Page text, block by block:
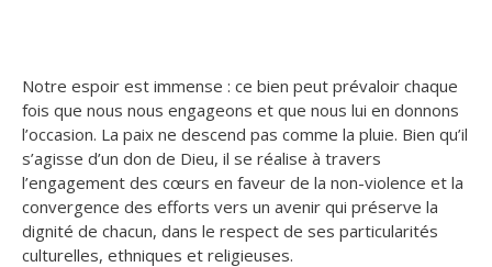
Notre espoir est immense : ce bien peut prévaloir chaque
fois que nous nous engageons et que nous lui en donnons
l’occasion. La paix ne descend pas comme la pluie. Bien qu’il
s’agisse d’un don de Dieu, il se réalise à travers
l’engagement des cœurs en faveur de la non-violence et la
convergence des efforts vers un avenir qui préserve la
dignité de chacun, dans le respect de ses particularités
culturelles, ethniques et religieuses.